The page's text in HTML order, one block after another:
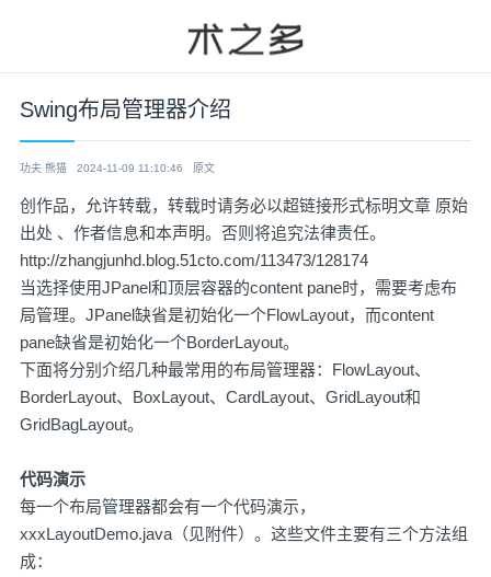
Swing布局管理器介绍
功夫 熊猫 2024-11-09 11:10:46 原文
创作品，允许转载，转载时请务必以超链接形式标明文章 原始
出处 、作者信息和本声明。否则将追究法律责任。
http://zhangjunhd.blog.51cto.com/113473/128174
当选择使用JPanel和顶层容器的content pane时，需要考虑布
局管理。JPanel缺省是初始化一个FlowLayout，而content
pane缺省是初始化一个BorderLayout。
下面将分别介绍几种最常用的布局管理器：FlowLayout、
BorderLayout、BoxLayout、CardLayout、GridLayout和
GridBagLayout。
代码演示
每一个布局管理器都会有一个代码演示，
xxxLayoutDemo.java（见附件）。这些文件主要有三个方法组
成：